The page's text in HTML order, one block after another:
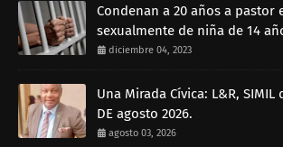
Condenan a 20 años a pastor
sexualmente de niña de 14
diciembre 04, 2023
Una Mirada Cívica: L&R, SIMIL
DE agosto 2026.
agosto 03, 2026